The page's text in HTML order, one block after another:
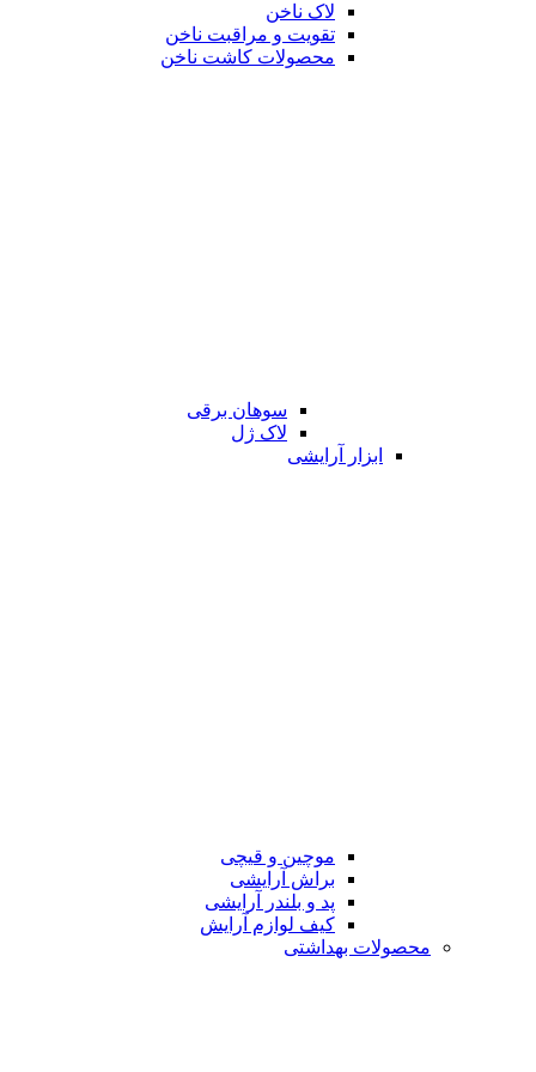
لاک ناخن
تقویت و مراقبت ناخن
محصولات کاشت ناخن
سوهان برقی
لاک ژل
ابزار آرایشی
موچین و قیچی
براش آرایشی
پد و بلندر آرایشی
کیف لوازم آرایش
محصولات بهداشتی